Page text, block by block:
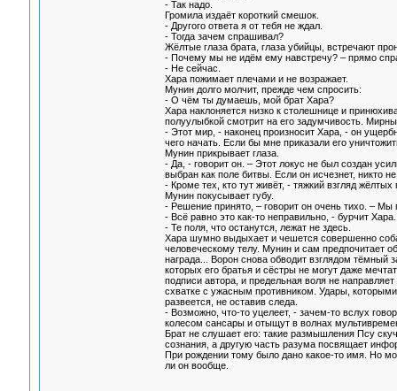
- Так надо.
Громила издаёт короткий смешок.
- Другого ответа я от тебя не ждал.
- Тогда зачем спрашивал?
Жёлтые глаза брата, глаза убийцы, встречают
- Почему мы не идём ему навстречу? – прямо
- Не сейчас.
Хара пожимает плечами и не возражает.
Мунин долго молчит, прежде чем спросить:
- О чём ты думаешь, мой брат Хара?
Хара наклоняется низко к столешнице и
полуулыбкой смотрит на его задумчивость.
- Этот мир, - наконец произносит Хара, - он
чего начать. Если бы мне приказали его
Мунин прикрывает глаза.
- Да, - говорит он. – Этот локус не был создан
выбран как поле битвы. Если он исчезнет, никто
- Кроме тех, кто тут живёт, - тяжкий взгляд
Мунин покусывает губу.
- Решение принято, – говорит он очень тихо. –
- Всё равно это как-то неправильно, - бурчит
- Те поля, что останутся, лежат не здесь.
Хара шумно выдыхает и чешется совершенно
человеческому телу. Мунин и сам предпочитает
награда... Ворон снова обводит взглядом
которых его братья и сёстры не могут даже
подписи автора, и предельная воля не
схватке с ужасным противником. Удары,
развеется, не оставив следа.
- Возможно, что-то уцелеет, - зачем-то вслух
колесом сансары и отыщут в волнах
Брат не слушает его: такие размышления Псу
сознания, а другую часть разума посвящает
При рождении тому было дано какое-то имя. Но
ли он вообще.